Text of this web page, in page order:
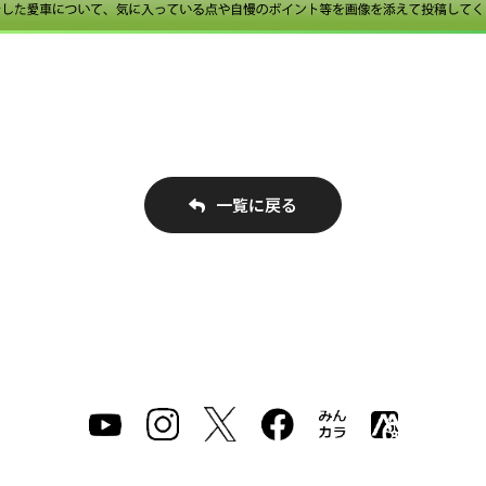
一覧に戻る